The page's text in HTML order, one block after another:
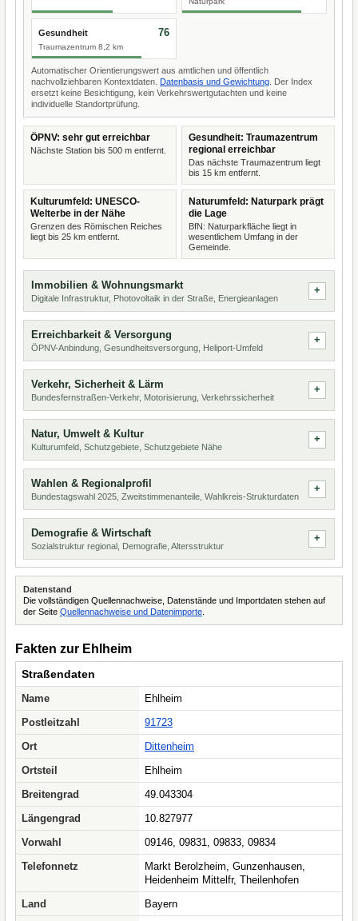
Gesundheit
Traumazentrum 8,2 km
76
Automatischer Orientierungswert aus amtlichen und öffentlich
nachvollziehbaren Kontextdaten. Datenbasis und Gewichtung . Der Index
ersetzt keine Besichtigung, kein Verkehrswertgutachten und keine
individuelle Standortprüfung.
ÖPNV: sehr gut erreichbar
Nächste Station bis 500 m entfernt.
Gesundheit: Traumazentrum
regional erreichbar
Das nächste Traumazentrum liegt
bis 15 km entfernt.
Kulturumfeld: UNESCO-
Welterbe in der Nähe
Grenzen des Römischen Reiches
liegt bis 25 km entfernt.
Naturumfeld: Naturpark prägt
die Lage
BfN: Naturparkfläche liegt in
wesentlichem Umfang in der
Gemeinde.
Immobilien & Wohnungsmarkt
Digitale Infrastruktur, Photovoltaik in der Straße, Energieanlagen
Erreichbarkeit & Versorgung
ÖPNV-Anbindung, Gesundheitsversorgung, Heliport-Umfeld
Verkehr, Sicherheit & Lärm
Bundesfernstraßen-Verkehr, Motorisierung, Verkehrssicherheit
Natur, Umwelt & Kultur
Kulturumfeld, Schutzgebiete, Schutzgebiete Nähe
Wahlen & Regionalprofil
Bundestagswahl 2025, Zweitstimmenanteile, Wahlkreis-Strukturdaten
Demografie & Wirtschaft
Sozialstruktur regional, Demografie, Altersstruktur
Datenstand
Die vollständigen Quellennachweise, Datenstände und Importdaten stehen auf
der Seite Quellennachweise und Datenimporte
Fakten zur Ehlheim
Straßendaten
Name
Ehlheim
Postleitzahl
91723
Ort
Dittenheim
Ortsteil
Ehlheim
Breitengrad
49.043304
Längengrad
10.827977
Vorwahl
09146, 09831, 09833, 09834
Telefonnetz
Markt Berolzheim, Gunzenhausen,
Heidenheim Mittelfr, Theilenhofen
Land
Bayern